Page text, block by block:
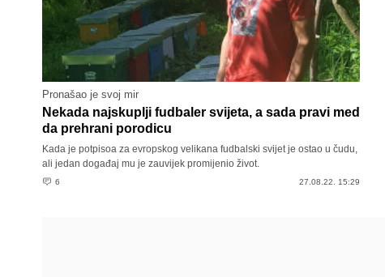
Pronašao je svoj mir
Nekada najskuplji fudbaler svijeta, a sada pravi med
da prehrani porodicu
Kada je potpisoa za evropskog velikana fudbalski svijet je ostao u čudu,
ali jedan događaj mu je zauvijek promijenio život.
6 27.08.22. 15:29